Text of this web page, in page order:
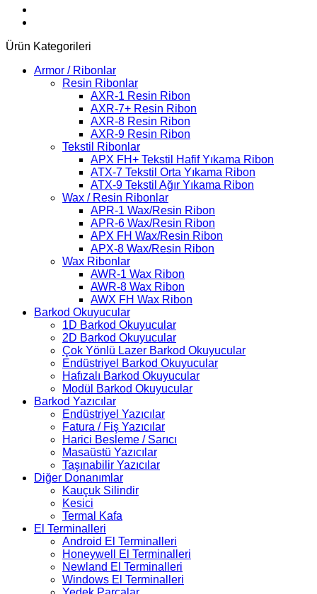
Ürün Kategorileri
Armor / Ribonlar
Resin Ribonlar
AXR-1 Resin Ribon
AXR-7+ Resin Ribon
AXR-8 Resin Ribon
AXR-9 Resin Ribon
Tekstil Ribonlar
APX FH+ Tekstil Hafif Yıkama Ribon
ATX-7 Tekstil Orta Yıkama Ribon
ATX-9 Tekstil Ağır Yıkama Ribon
Wax / Resin Ribonlar
APR-1 Wax/Resin Ribon
APR-6 Wax/Resin Ribon
APX FH Wax/Resin Ribon
APX-8 Wax/Resin Ribon
Wax Ribonlar
AWR-1 Wax Ribon
AWR-8 Wax Ribon
AWX FH Wax Ribon
Barkod Okuyucular
1D Barkod Okuyucular
2D Barkod Okuyucular
Çok Yönlü Lazer Barkod Okuyucular
Endüstriyel Barkod Okuyucular
Hafızalı Barkod Okuyucular
Modül Barkod Okuyucular
Barkod Yazıcılar
Endüstriyel Yazıcılar
Fatura / Fiş Yazıcılar
Harici Besleme / Sarıcı
Masaüstü Yazıcılar
Taşınabilir Yazıcılar
Diğer Donanımlar
Kauçuk Silindir
Kesici
Termal Kafa
El Terminalleri
Android El Terminalleri
Honeywell El Terminalleri
Newland El Terminalleri
Windows El Terminalleri